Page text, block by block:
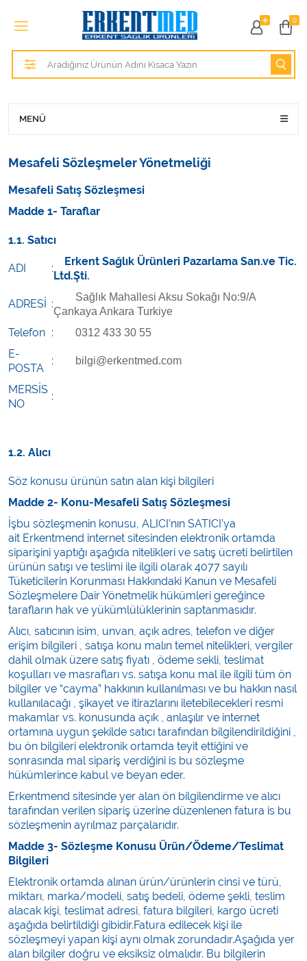
0
Tüm Kategoriler
Alezler
Anne ve Bebek Sağlığı
Hasta Bakım Ürünleri
Hasta Bakım Ürünleri
Kişisel Bakım ve Sağlık
Kişisel Bakım ve Sağlık
Ortopedi Ürünleri
Sarf Malzemeleri
Sarf Malzemeleri
Sarf Malzemeleri
Sarf Malzemeleri
Tıbbi Tekstil Ürünleri
Tüm Kategorileri Gör
MENÜ
Mesafeli Sözleşmeler Yönetmeliği
Mesafeli Satış Sözleşmesi
Madde 1- Taraflar
1.1. Satıcı
ADI :
Erkent Sağlık Ürünleri Pazarlama San.ve Tic.
Ltd.Şti.
ADRESİ :
Sağlık Mahallesi Aksu Sokağı No:9/A
Çankaya Ankara Turkiye ​
Telefon : 0312 433 30 55
E-
POSTA
: bilgi@erkentmed.com
MERSİS
NO
:
1.2. Alıcı
Söz konusu ürünün satın alan kişi bilgileri
Madde 2- Konu-Mesafeli Satış Sözleşmesi
İşbu sözleşmenin konusu, ALICI’nın SATICI’ya
ait Erkentmend internet sitesinden elektronik ortamda
siparişini yaptığı aşağıda nitelikleri ve satış ücreti belirtilen
ürünün satışı ve teslimi ile ilgili olarak 4077 sayılı
Tüketicilerin Korunması Hakkındaki Kanun ve Mesafeli
Sözleşmelere Dair Yönetmelik hükümleri gereğince
tarafların hak ve yükümlülüklerinin saptanmasıdır.
Alıcı, satıcının isim, unvan, açık adres, telefon ve diğer
erişim bilgileri , satışa konu malın temel nitelikleri, vergiler
dahil olmak üzere satış fiyatı , ödeme sekli, teslimat
koşulları ve masrafları vs. satışa konu mal ile ilgili tüm ön
bilgiler ve “cayma” hakkının kullanılması ve bu hakkın nasıl
kullanılacağı , şikayet ve itirazlarını iletebilecekleri resmi
makamlar vs. konusunda açık , anlaşılır ve internet
ortamına uygun şekilde satıcı tarafından bilgilendirildiğini ,
bu ön bilgileri elektronik ortamda teyit ettiğini ve
sonrasında mal sipariş verdiğini is bu sözleşme
hükümlerince kabul ve beyan eder.
Erkentmend sitesinde yer alan ön bilgilendirme ve alıcı
tarafından verilen sipariş üzerine düzenlenen fatura is bu
sözleşmenin ayrılmaz parçalarıdır.
Madde 3- Sözleşme Konusu Ürün/Ödeme/Teslimat
Bilgileri
Elektronik ortamda alınan ürün/ürünlerin cinsi ve türü,
miktarı, marka/modeli, satış bedeli, ödeme şekli, teslim
alacak kişi, teslimat adresi, fatura bilgileri, kargo ücreti
aşağıda belirtildiği gibidir.Fatura edilecek kişi ile
sözleşmeyi yapan kişi aynı olmak zorundadır.Aşağıda yer
alan bilgiler doğru ve eksiksiz olmalıdır. Bu bilgilerin